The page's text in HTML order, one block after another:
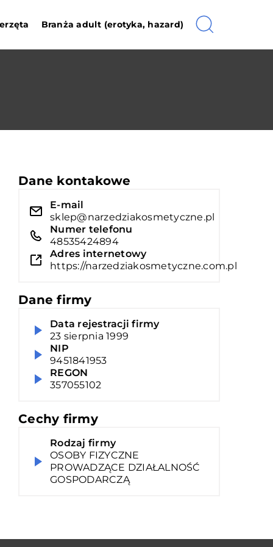
Branża adult (erotyka, hazard)
Dane kontakowe
E-mail
sklep@narzedziakosmetyczne.pl
Numer telefonu
48535424894
Adres internetowy
https://narzedziakosmetyczne.com.pl
Dane firmy
Data rejestracji firmy
23 sierpnia 1999
NIP
9451841953
REGON
357055102
Cechy firmy
Rodzaj firmy
OSOBY FIZYCZNE
PROWADZĄCE DZIAŁALNOŚĆ
GOSPODARCZĄ